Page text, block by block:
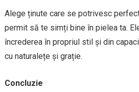
Alege ținute care se potrivesc
permit să te simți bine în pielea ta.
încrederea în propriul stil și din
cu naturalețe și grație.
Concluzie